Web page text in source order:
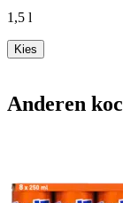
1,5 l
Kies
Anderen